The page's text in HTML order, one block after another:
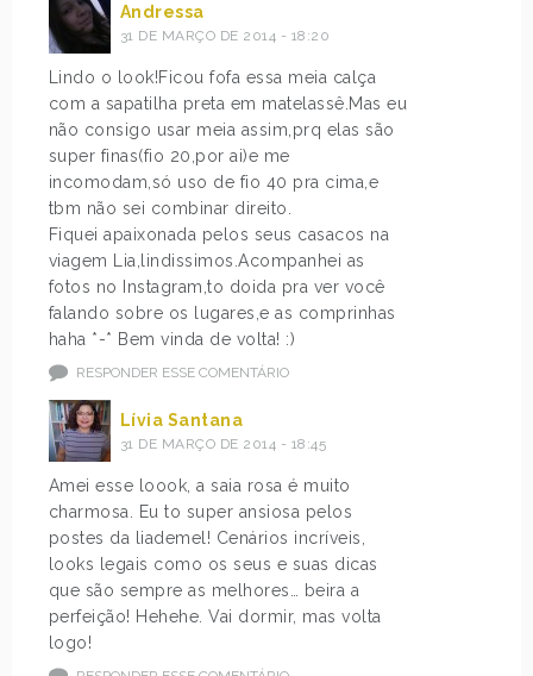
Andressa
31 DE MARÇO DE 2014 - 18:20
Lindo o look!Ficou fofa essa meia calça
com a sapatilha preta em matelassê.Mas eu
não consigo usar meia assim,prq elas são
super finas(fio 20,por ai)e me
incomodam,só uso de fio 40 pra cima,e
tbm não sei combinar direito.
Fiquei apaixonada pelos seus casacos na
viagem Lia,lindissimos.Acompanhei as
fotos no Instagram,to doida pra ver você
falando sobre os lugares,e as comprinhas
haha *-* Bem vinda de volta! :)
RESPONDER ESSE COMENTÁRIO
Lívia Santana
31 DE MARÇO DE 2014 - 18:45
Amei esse loook, a saia rosa é muito
charmosa. Eu to super ansiosa pelos
postes da liademel! Cenários incríveis,
looks legais como os seus e suas dicas
que são sempre as melhores… beira a
perfeição! Hehehe. Vai dormir, mas volta
logo!